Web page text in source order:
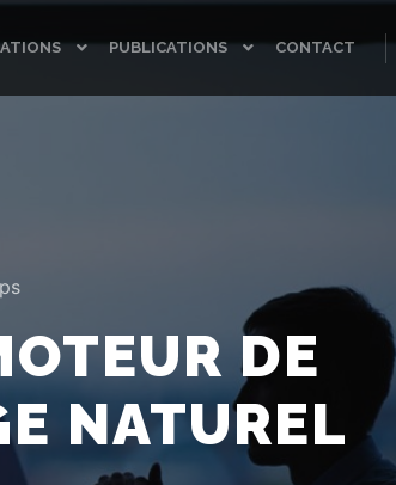
PUBLICATIONS
CONTACT
DE
NATUREL